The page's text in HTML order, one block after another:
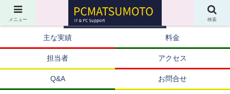
主な実績 料金
担当者 アクセス
Q&A お問合せ
メニュー 検索